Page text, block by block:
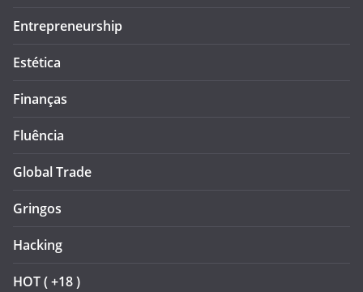
Entrepreneurship
Estética
Finanças
Fluência
Global Trade
Gringos
Hacking
HOT ( +18 )